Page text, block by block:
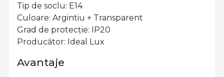
Tip de soclu: E14
Culoare: Argintiu + Transparent
Grad de protecție: IP20
Producător: Ideal Lux
Avantaje